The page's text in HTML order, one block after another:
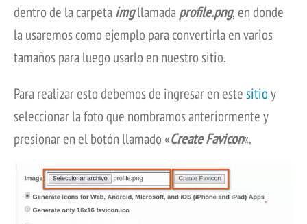
dentro de la carpetaimgllamadaprofile.png,en donde
la usaremos como ejemplo para convertirla en varios
tamaños para luego usarlo en nuestro sitio.
Para realizar esto debemos de ingresar en estesitioy
seleccionar la foto que nombramos anteriormente y
presionar en el botón llamado «Create Favicon«.